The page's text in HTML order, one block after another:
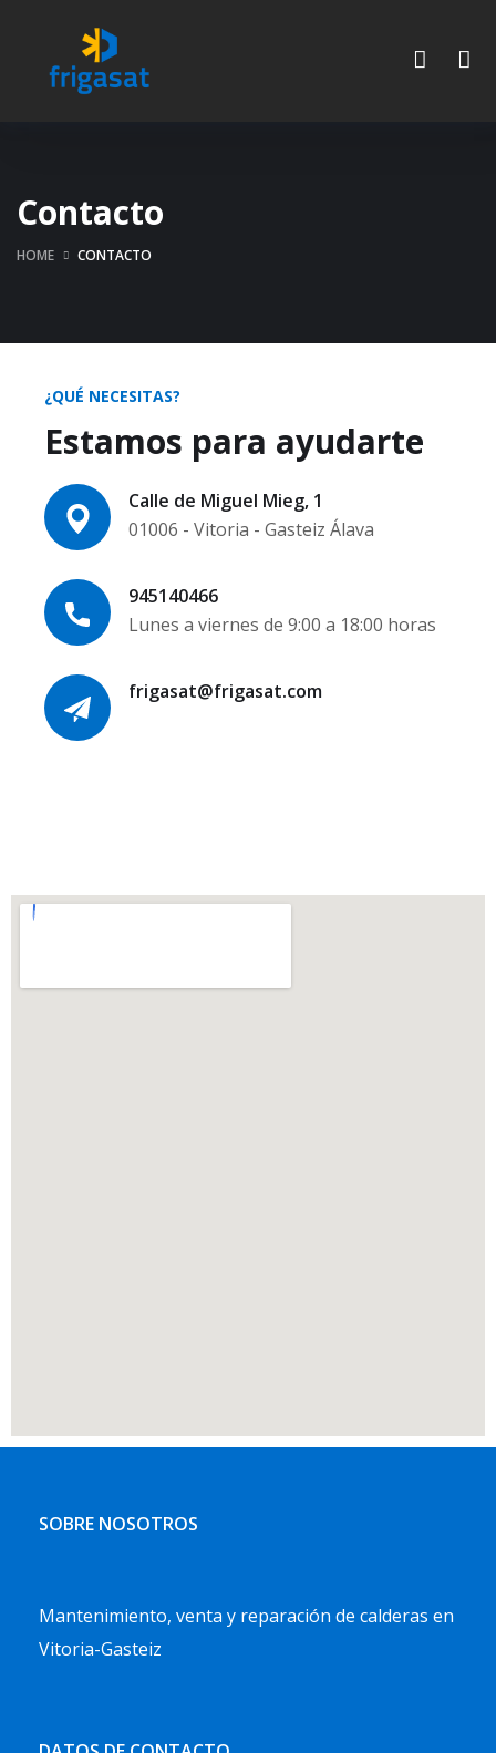
Contacto
HOME CONTACTO
¿QUÉ NECESITAS?
Estamos para ayudarte
Calle de Miguel Mieg, 1
01006 - Vitoria - Gasteiz Álava
945140466
Lunes a viernes de 9:00 a 18:00 horas
frigasat@frigasat.com
SOBRE NOSOTROS
Mantenimiento, venta y reparación de calderas en
Vitoria-Gasteiz